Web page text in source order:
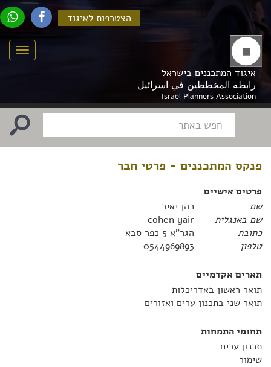
הצטרפות לאיגוד
איגוד המתכננים בישראל
رابطه المخططين في اسرائيل
Israel Planners Association
פנקס המתכננים - פרטי חבר
פרטים אישיים
שם
כהן יאיר
שם באנגלית
cohen yair
כתובת
הגר"א 5 כפר סבא
טלפון
0544969893
תארים אקדמיים
תואר ראשון באדריכלות
תואר שני בתכנון ערים ואזורים
תחומי התמחות
תכנון ערים
שימור